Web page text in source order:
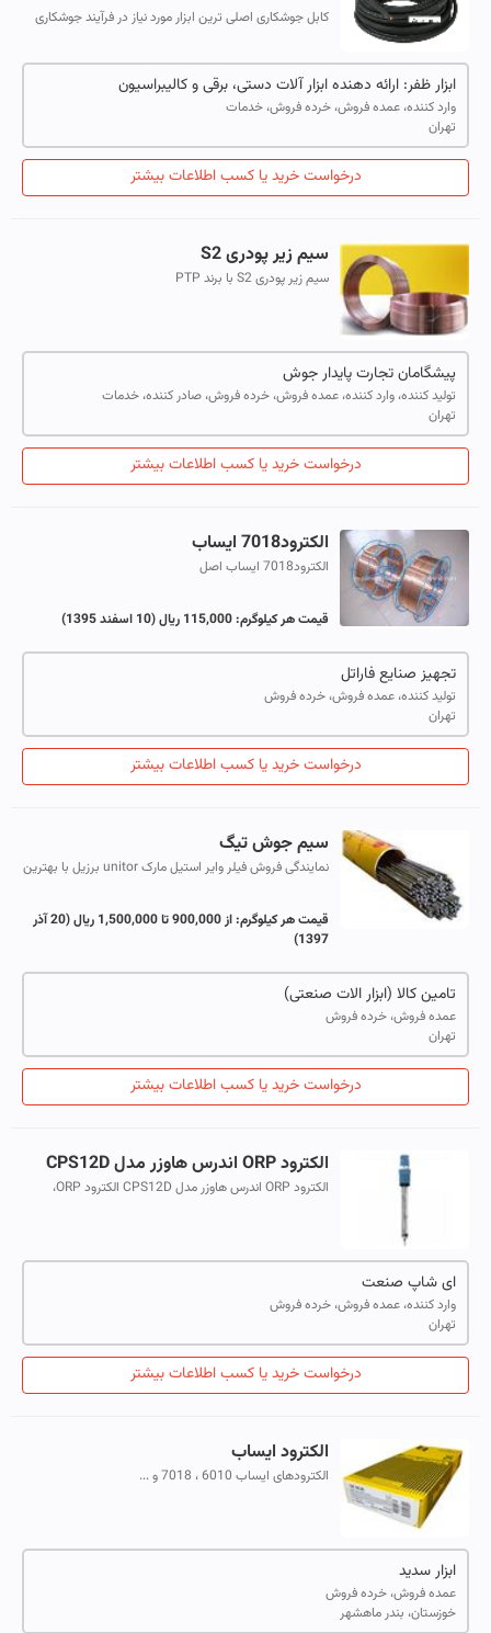
کابل جوشکاری اصلی ترین ابزار مورد نیاز در فرآیند جوشکاری
ابزار ظفر: ارائه دهنده ابزار آلات دستی، برقی و کالیبراسیون
وارد کننده، عمده فروش، خرده فروش، خدمات
تهران
درخواست خرید یا کسب اطلاعات بیشتر
سیم زیر پودری S2
سیم زیر پودری S2 با برند PTP
پیشگامان تجارت پایدار جوش
تولید کننده، وارد کننده، عمده فروش، خرده فروش، صادر کننده، خدمات
تهران
درخواست خرید یا کسب اطلاعات بیشتر
الکترود7018 ایساب
الکترود7018 ایساب اصل
قیمت هر کیلوگرم:115,000 ریال (10 اسفند 1395)
تجهیز صنایع فاراتل
تولید کننده، عمده فروش، خرده فروش
تهران
درخواست خرید یا کسب اطلاعات بیشتر
سیم جوش تیگ
نمایندگی فروش فیلر وایر استیل مارک unitor برزیل با بهترین
قیمت هر کیلوگرم:از 900,000 تا 1,500,000 ریال
(20 آذر
1397)
تامین کالا (ابزار الات صنعتی)
عمده فروش، خرده فروش
تهران
درخواست خرید یا کسب اطلاعات بیشتر
الکترود ORP اندرس هاوزر مدل CPS12D
الکترود ORP اندرس هاوزر مدل CPS12D الکترود ORP،
ای شاپ صنعت
وارد کننده، عمده فروش، خرده فروش
تهران
درخواست خرید یا کسب اطلاعات بیشتر
الکترود ایساب
الکترودهای ایساب 6010 ، 7018 و ...
ابزار سدید
عمده فروش، خرده فروش
خوزستان، بندر ماهشهر